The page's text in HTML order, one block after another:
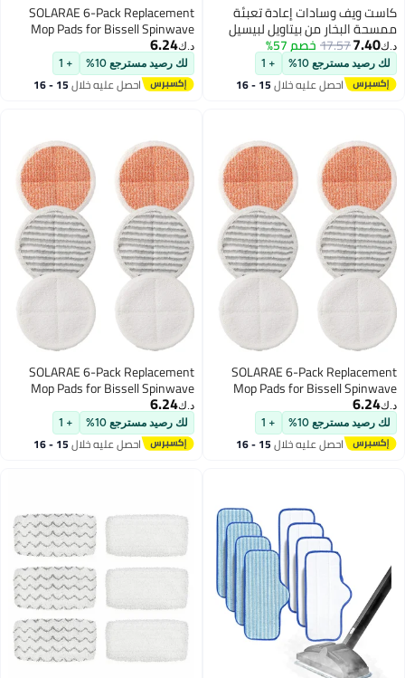
وسادات إعادة تعبئة
من بيتاويل لبيسيل
1252 1606670 1543 1652
1132M 1530 11326 سلسلة
بالبخار للأرضيات
حزمة من 6 قطع
17.57خصم 57%
10%
+ 1
احصل عليه خلال 15 - 16
SOLARAE 6-Pack Replacement
Mop Pads for Bissell Spinwave
Models 2124, 2039A, 2307,
23157, 20391, 20399 -
Compatible Electric Hard Floor Mop
Pads (White, Orange, Off-White
لك رصيد مسترجع 10% + 1
احصل عليه خلال 15 - 16
SOLARAE 6-Pack
Mop Pads for Bissell
Models 2124,
23157, 20391,
Compatible Electric Hard
Pads (White, Orange,
10%
+ 1
احصل عليه خلال 15 - 16
SOLARAE 6-Pack Replacement
Mop Pads for Bissell Spinwave
Models 2124, 2039A, 2307,
23157, 20391, 20399 -
Compatible Electric Hard Floor Mop
Pads (White, Orange, Off-White
لك رصيد مسترجع 10% + 1
احصل عليه خلال 15 - 16